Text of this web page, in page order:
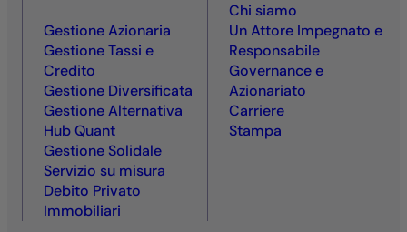
Gestione Azionaria
Gestione Tassi e
Credito
Gestione Diversificata
Gestione Alternativa
Hub Quant
Gestione Solidale
Servizio su misura
Debito Privato
Immobiliari
Chi siamo
Un Attore Impegnato e
Responsabile
Governance e
Azionariato
Carriere
Stampa